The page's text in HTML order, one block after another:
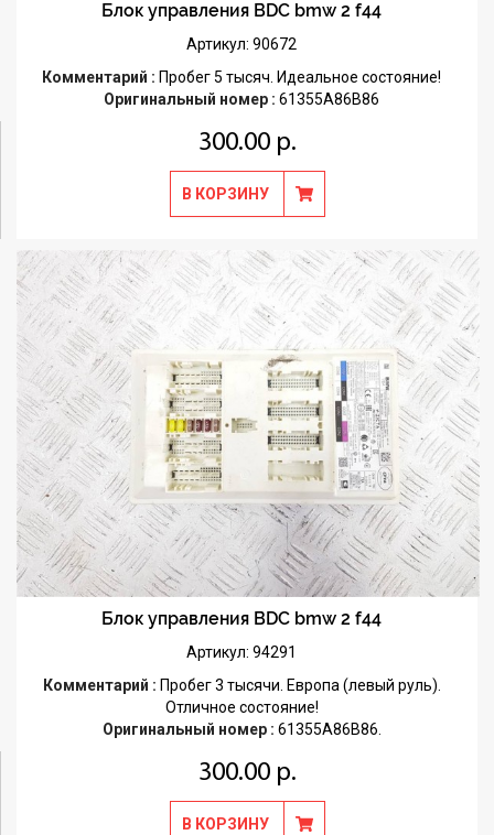
Блок управления BDC bmw 2 f44
Артикул: 90672
Комментарий : Пробег 5 тысяч. Идеальное состояние!
Оригинальный номер : 61355A86B86
300.00 р.
В КОРЗИНУ
Блок управления BDC bmw 2 f44
Артикул: 94291
Комментарий : Пробег 3 тысячи. Европа (левый руль).
Отличное состояние!
Оригинальный номер : 61355A86B86.
300.00 р.
В КОРЗИНУ